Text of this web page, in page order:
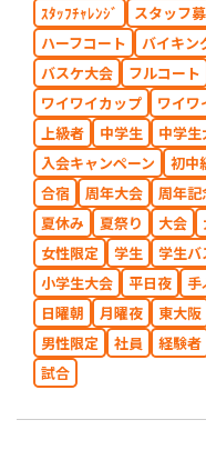
ｽﾀｯﾌﾁｬﾚﾝｼﾞ
スタッフ
ハーフコート
バイキン
バスケ大会
フルコート
ワイワイカップ
ワイ
上級者
中学生 中学生
入会キャンペーン
初中
合宿
周年大会 周年記
夏休み
夏祭り 大会
女性限定
学生 学生バ
小学生大会
平日夜 手
日曜朝
月曜夜 東大阪
男性限定
社員 経験者
試合